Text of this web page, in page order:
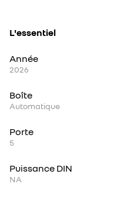
L'essentiel
Année
2026
Boîte
Automatique
Porte
5
Puissance DIN
NA